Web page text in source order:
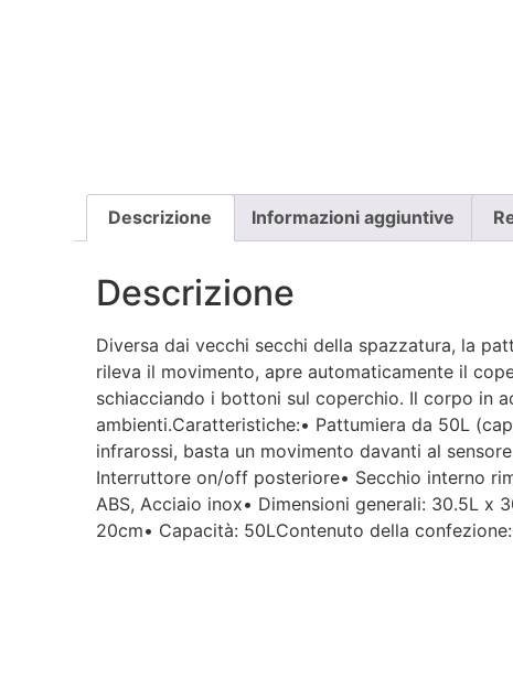
Descrizione Informazioni aggiuntive
Descrizione
Diversa dai vecchi secchi della spazzatura, la
rileva il movimento, apre automaticamente il
schiacciando i bottoni sul coperchio. Il corpo in
ambienti.Caratteristiche:• Pattumiera da 50L
infrarossi, basta un movimento davanti al
Interruttore on/off posteriore• Secchio interno
ABS, Acciaio inox• Dimensioni generali: 30.5L x
20cm• Capacità: 50LContenuto della